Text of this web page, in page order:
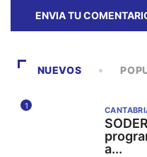
NUEVOS
1
a...